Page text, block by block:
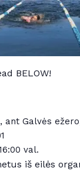
BELOW!
ant Galvės
val.
iš eilės